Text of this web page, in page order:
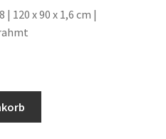
120 x 90 x 1,6 cm |